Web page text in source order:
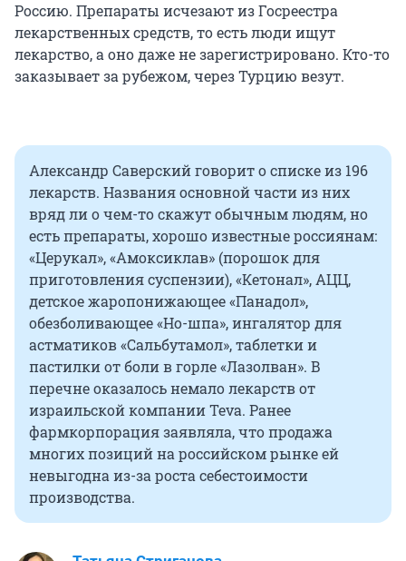
Россию. Препараты исчезают из Госреестра
лекарственных средств, то есть люди ищут
лекарство, а оно даже не зарегистрировано. Кто-то
заказывает за рубежом, через Турцию везут.
Александр Саверский говорит о списке из 196
лекарств. Названия основной части из них
вряд ли о чем-то скажут обычным людям, но
есть препараты, хорошо известные россиянам:
«Церукал», «Амоксиклав» (порошок для
приготовления суспензии), «Кетонал», АЦЦ,
детское жаропонижающее «Панадол»,
обезболивающее «Но-шпа», ингалятор для
астматиков «Сальбутамол», таблетки и
пастилки от боли в горле «Лазолван». В
перечне оказалось немало лекарств от
израильской компании Teva. Ранее
фармкорпорация заявляла, что продажа
многих позиций на российском рынке ей
невыгодна из-за роста себестоимости
производства.